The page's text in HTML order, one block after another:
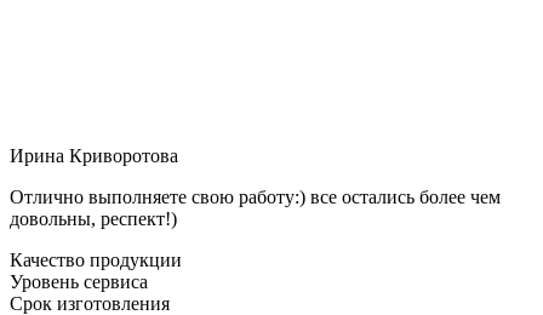
Ирина Криворотова
Отлично выполняете свою работу:) все остались более чем
довольны, респект!)
Качество продукции
Уровень сервиса
Срок изготовления